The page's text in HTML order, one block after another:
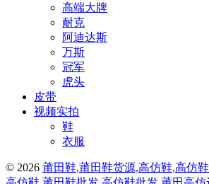
高端大牌
耐克
阿迪达斯
万斯
冠军
虎头
皮带
视频实拍
鞋
衣服
© 2026 莆田鞋,莆田鞋货源,高仿鞋,高仿